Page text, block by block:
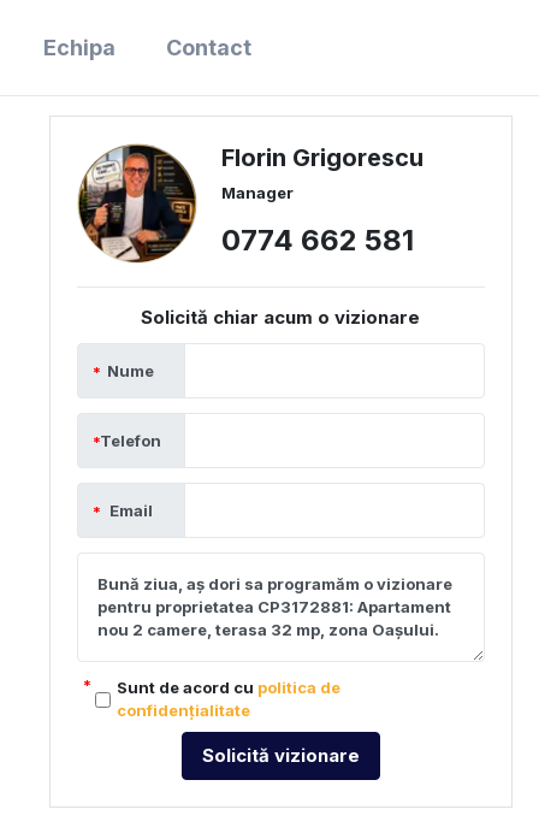
Echipa Contact
Florin Grigorescu
Manager
0774 662 581
Solicită chiar acum o vizionare
Nume
Telefon
Email
Sunt de acord cu politica de
confidențialitate
Solicită vizionare